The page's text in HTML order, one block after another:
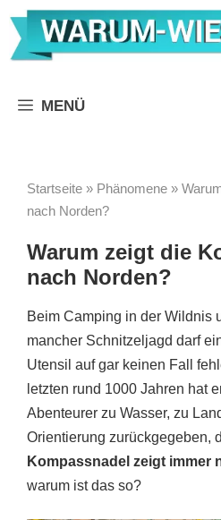
Zum
Inhalt
springen
MENÜ
Startseite » Phänomene »
nach Norden?
Warum zeigt die
nach Norden?
Beim Camping in der Wildnis
mancher Schnitzeljagd darf
Utensil auf gar keinen Fall
letzten rund 1000 Jahren hat
Abenteurer zu Wasser, zu
Orientierung zurückgegeben,
Kompassnadel zeigt immer
warum ist das so?